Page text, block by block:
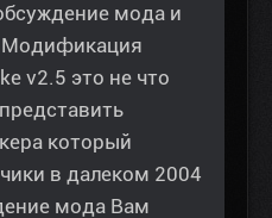
мода и
Модификация
v2.5 это не что
который
в далеком 2004
мода Вам